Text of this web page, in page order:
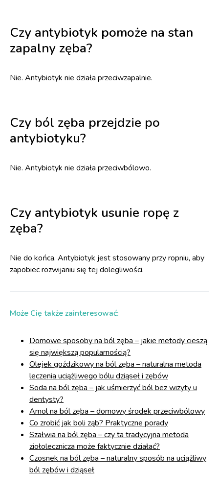
Czy antybiotyk pomoże na stan
zapalny zęba?
Nie. Antybiotyk nie działa przeciwzapalnie.
Czy ból zęba przejdzie po
antybiotyku?
Nie. Antybiotyk nie działa przeciwbólowo.
Czy antybiotyk usunie ropę z
zęba?
Nie do końca. Antybiotyk jest stosowany przy ropniu, aby
zapobiec rozwijaniu się tej dolegliwości.
Może Cię także zainteresować:
Domowe sposoby na ból zęba – jakie metody cieszą
się największą popularnością?
Olejek goździkowy na ból zęba – naturalna metoda
leczenia uciążliwego bólu dziąseł i zębów
Soda na ból zęba – jak uśmierzyć ból bez wizyty u
dentysty?
Amol na ból zęba – domowy środek przeciwbólowy
Co zrobić jak boli ząb? Praktyczne porady
Szałwia na ból zęba – czy ta tradycyjna metoda
ziołolecznicza może faktycznie działać?
Czosnek na ból zęba – naturalny sposób na uciążliwy
ból zębów i dziąseł